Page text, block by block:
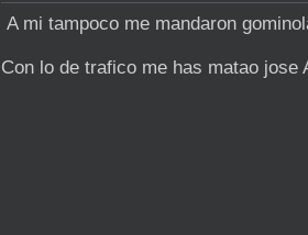
A mi tampoco me mandaron
Con lo de trafico me has matao